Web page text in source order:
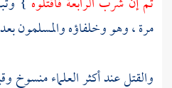
مرة ، وهو وخلفاؤه والمسلمون
والقتل عند أكثر العلماء